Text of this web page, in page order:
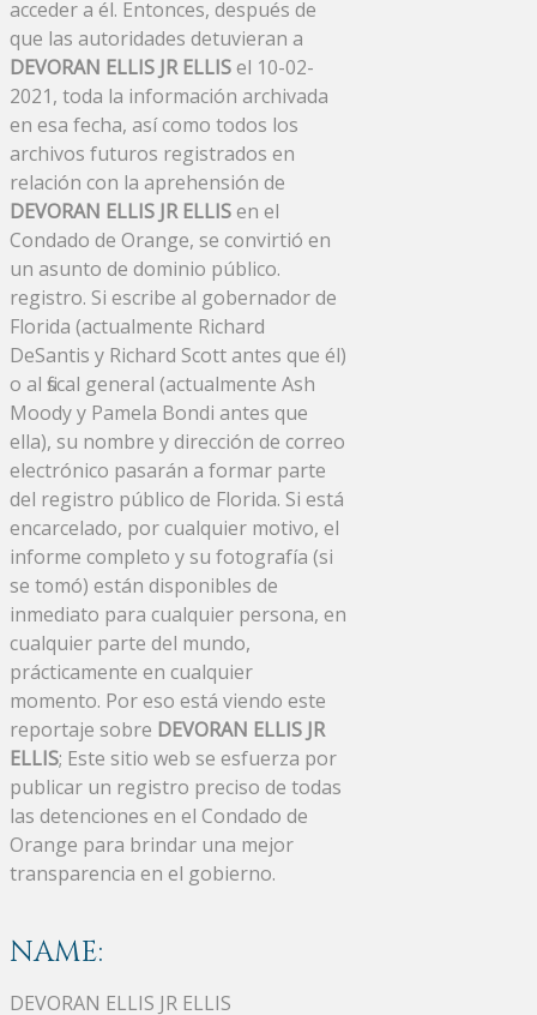
acceder a él. Entonces, después de
que las autoridades detuvieran a
DEVORAN ELLIS JR ELLISel 10-02-
2021, toda la información archivada
en esa fecha, así como todos los
archivos futuros registrados en
relación con la aprehensión de
DEVORAN ELLIS JR ELLISen el
Condado de Orange, se convirtió en
un asunto de dominio público.
registro. Si escribe al gobernador de
Florida (actualmente Richard
DeSantis y Richard Scott antes que él)
o al fiscal general (actualmente Ash
Moody y Pamela Bondi antes que
ella), su nombre y dirección de correo
electrónico pasarán a formar parte
del registro público de Florida. Si está
encarcelado, por cualquier motivo, el
informe completo y su fotografía (si
se tomó) están disponibles de
inmediato para cualquier persona, en
cualquier parte del mundo,
prácticamente en cualquier
momento. Por eso está viendo este
reportaje sobre DEVORAN ELLIS JR
ELLIS; Este sitio web se esfuerza por
publicar un registro preciso de todas
las detenciones en el Condado de
Orange para brindar una mejor
transparencia en el gobierno.
NAME:
DEVORAN ELLIS JR ELLIS